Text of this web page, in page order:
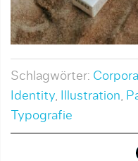
Schlagwörter:
Identity, Illustration,
Typografie